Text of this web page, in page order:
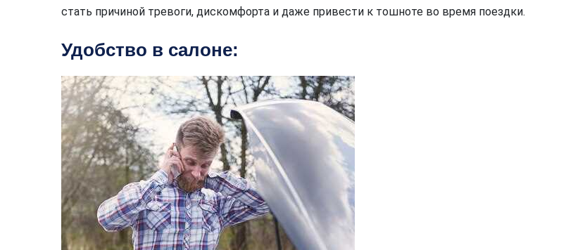
стать причиной тревоги, дискомфорта и даже привести к тошноте во время поездки.
Удобство в салоне: